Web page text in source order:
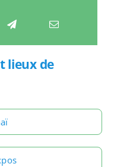
lieux de